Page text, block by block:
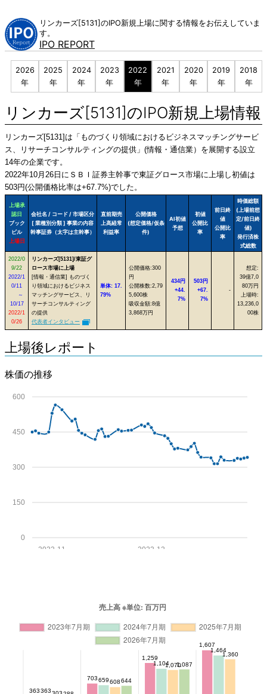
content
リンカーズ[5131]のIPO新規上場に関する情報をお伝えしていま
す。
IPO REPORT
2026
年
2025
年
2024
年
2023
年
2022
年
2021
年
2020
年
2019
年
2018
年
リンカーズ[5131]のIPO新規上場情報
リンカーズ[5131]は「ものづくり領域におけるビジネスマッチングサービ
ス、リサーチコンサルティングの提供」(情報・通信業）を展開する設立
14年の企業です。
2022年10月26日にＳＢＩ証券主幹事で東証グロース市場に上場し初値は
503円(公開価格比率は+67.7%)でした。
上場承
認日
ブック
ビル
上場日
会社名 / コード / 市場区分
[ 業種別分類 ] 事業の内容
幹事証券（太字は主幹事）
直前期売
上高経常
利益率
公開価格
(想定価格/仮条
件)
AI初値
予想
初値
公開比
率
前日終
値
公開比
率
時価総額
(上場前想
定/前日終
値)
発行済株
式総数
2022/0
9/22
2022/1
0/11
～
10/17
2022/1
0/26
リンカーズ[5131]/東証グ
ロース市場に上場
[情報・通信業] ものづく
り領域におけるビジネス
マッチングサービス、リ
サーチコンサルティング
の提供
代表者インタビュー
単体: 17.
79%
公開価格:300
円
公開株数:2,79
5,600株
吸収金額:8億
3,868万円
434円
+44.
7%
503円
+67.
7%
-
想定:
39億7,0
80万円
上場時:
13,236,0
00株
上場後レポート
株価の推移
0
150
300
450
600
2022-12
2022-11